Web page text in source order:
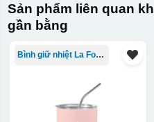
Hộp diêm quai xách lót lụa
Sản phẩm liên quan
gần bằng
Bình giữ nhiệt La Fonte